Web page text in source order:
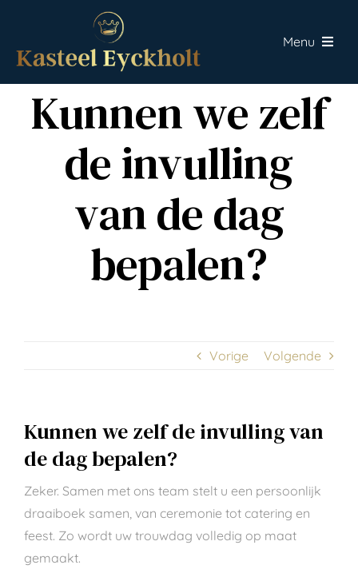
content
Menu
Home
Fine dining
Over Eyckholt
Kunnen we zelf
de invulling
van de dag
bepalen?
Vorige Volgende
Kunnen we zelf de invulling van
de dag bepalen?
Zeker. Samen met ons team stelt u een persoonlijk
draaiboek samen, van ceremonie tot catering en
feest. Zo wordt uw trouwdag volledig op maat
gemaakt.